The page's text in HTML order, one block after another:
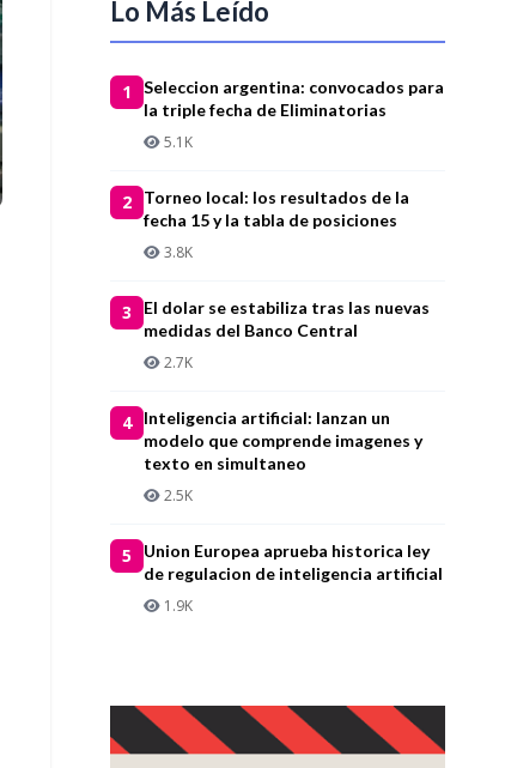
Lo Más Leído
1
Seleccion argentina: convocados para
la triple fecha de Eliminatorias
5.1K
2
Torneo local: los resultados de la
fecha 15 y la tabla de posiciones
3.8K
3
El dolar se estabiliza tras las nuevas
medidas del Banco Central
2.7K
4
Inteligencia artificial: lanzan un
modelo que comprende imagenes y
texto en simultaneo
2.5K
5
Union Europea aprueba historica ley
de regulacion de inteligencia artificial
1.9K